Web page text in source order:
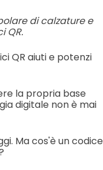
di calzature e
QR.
QR aiuti e potenzi
la propria base
digitale non è mai
Ma cos'è un codice